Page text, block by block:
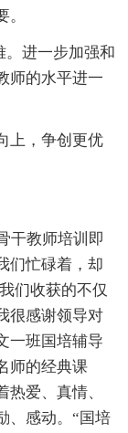
进一步加强和
师的水平进一
，争创更优
教师培训即
们忙碌着，却
们收获的不仅
很感谢领导对
一班国培辅导
师的经典课
爱、真情、
、感动。“国培